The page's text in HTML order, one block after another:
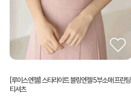
[루이스엔젤] 스타라이트 블링엔젤 5부소매 프린팅
티셔츠